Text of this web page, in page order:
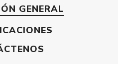
GENERAL